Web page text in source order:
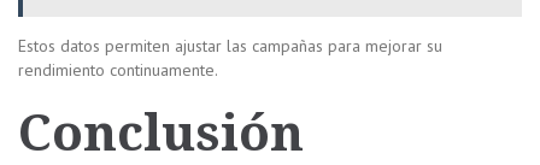
Estos datos permiten ajustar las campañas para mejorar su
rendimiento continuamente.
Conclusión